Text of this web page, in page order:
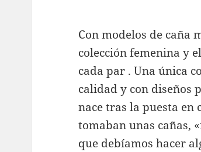
Con modelos de caña
colección femenina y
cada par . Una única
calidad y con diseños
nace tras la puesta en
tomaban unas cañas,
que debíamos hacer